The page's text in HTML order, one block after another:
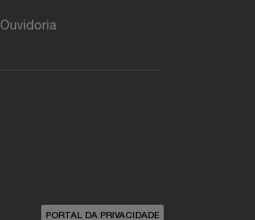
Ouvidoria
PORTAL DA PRIVACIDADE